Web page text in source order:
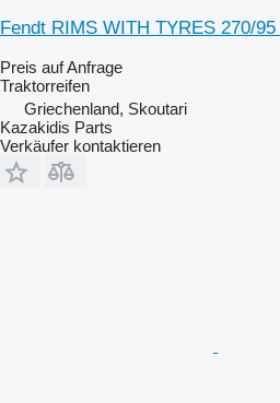
Fendt RIMS WITH TYRES 270/
Preis auf Anfrage
Traktorreifen
Griechenland, Skoutari
Kazakidis Parts
Verkäufer kontaktieren